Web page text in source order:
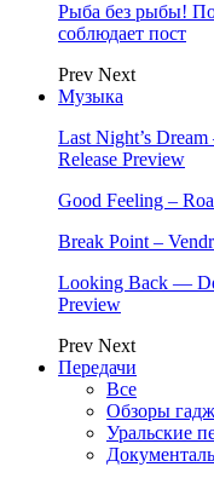
Рыба без рыбы!
соблюдает пост
Prev Next
Музыка
Last Night’s
Release Preview
Good Feeling –
Break Point –
Looking Back —
Preview
Prev Next
Передачи
Все
Обзоры
Уральские